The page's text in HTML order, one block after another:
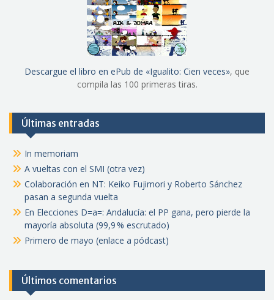
Descargue el libro en ePub de «Igualito: Cien veces», que
compila las 100 primeras tiras.
Últimas entradas
In memoriam
A vueltas con el SMI (otra vez)
Colaboración en NT: Keiko Fujimori y Roberto Sánchez
pasan a segunda vuelta
En Elecciones D=a=: Andalucía: el PP gana, pero pierde la
mayoría absoluta (99,9 % escrutado)
Primero de mayo (enlace a pódcast)
Últimos comentarios